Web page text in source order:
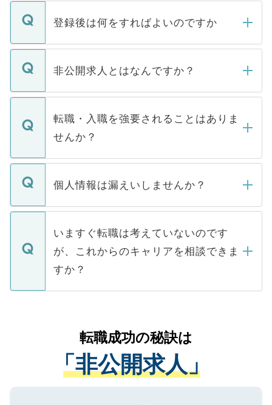
登録後は何をすればよいのですか
ご登録いただきましたら、弊社担当者がご
登録内容を確認し、その後メールもしくは
ます。通常、5営業日以内にはご連絡をせて
いただきますので、しばらくお待ちくださ
い。
非公開求人とはなんですか？
マイナビDOCTORで取り扱っている求人の
うち約3割は、Webサイトからご覧いただ
けない「非公開求人」です。非公開求人は
下記の理由によって、一般には公開してい
ません。
■応募殺到を避けるため 人気のある医療機
関を公にしてしまうと、応募が殺到する場
に、医療機関が求める条件に合った人材の
みを人材紹介会社に依頼するケースが増え
ています。
転職・入職を強要されることはありま
せんか？
転職・入職を強要することは一切ありませ
ん。また、仮に応募先から内定をいただい
定を承諾する必要はありません。内定先へ
の辞退の連絡はキャリアパートナーが行い
ますので、ご安心ください。
個人情報は漏えいしませんか？
個人情報が漏えいすることはありませんの
で、ご安心ください。当サイトからの登録
などで収集したご登録者様の個人情報は、
ご本人のキャリアアップおよび転職活動の
支援を目的に使用いたします。お預かりし
ているすべての個人データはご本人の許可
は、個人情報の取り扱いについての厳密な
管理基準を満たした事業者のみに付与され
る、プライバシーマークを取得済みです。
ご登録いただいた個人情報は、SSL（デー
いますぐ転職は考えていないのです
が、これからのキャリアを相談できま
すか？
かがいして、現在の医療機関の状況や紹介
経験をまじえながら、適切なアドバイスを
させていただきます。すぐにご転職をされ
ない方には、長期的なサポートが可能です
ので、まずはご登録ください。
転職成功の秘訣は
「非公開求人」